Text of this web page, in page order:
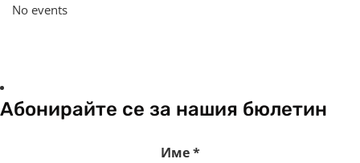
No events
Абонирайте се за нашия бюлетин
Име*